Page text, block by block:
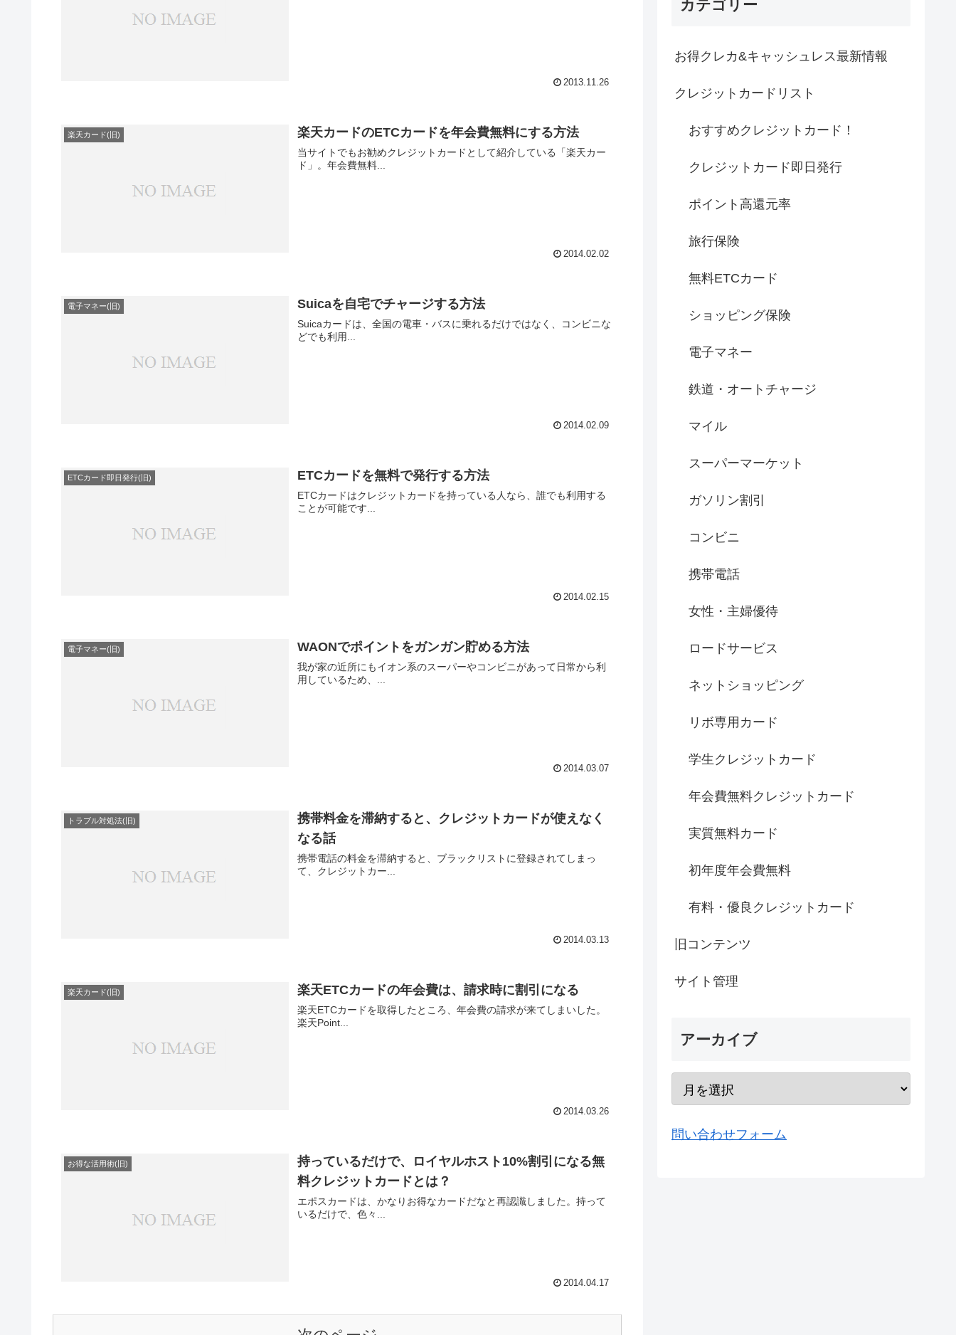
2013.11.26
楽天カード(旧) 楽天カードのETCカードを年会費無料にする方法
当サイトでもお勧めクレジットカードとして紹介している「楽天カー
ド」。年会費無料...
2014.02.02
電子マネー(旧) Suicaを自宅でチャージする方法
Suicaカードは、全国の電車・バスに乗れるだけではなく、コンビニな
どでも利用...
2014.02.09
ETCカード即日発行(旧) ETCカードを無料で発行する方法
ETCカードはクレジットカードを持っている人なら、誰でも利用する
ことが可能です...
2014.02.15
電子マネー(旧) WAONでポイントをガンガン貯める方法
我が家の近所にもイオン系のスーパーやコンビニがあって日常から利
用しているため、...
2014.03.07
トラブル対処法(旧)
携帯料金を滞納すると、クレジットカードが使えなく
なる話
携帯電話の料金を滞納すると、ブラックリストに登録されてしまっ
て、クレジットカー...
2014.03.13
楽天カード(旧) 楽天ETCカードの年会費は、請求時に割引になる
楽天ETCカードを取得したところ、年会費の請求が来てしまいした。
楽天Point...
2014.03.26
お得な活用術(旧)
持っているだけで、ロイヤルホスト10%割引になる無
料クレジットカードとは？
エポスカードは、かなりお得なカードだなと再認識しました。持って
いるだけで、色々...
2014.04.17
カテゴリー
お得クレカ&キャッシュレス最新情報
クレジットカードリスト
おすすめクレジットカード！
クレジットカード即日発行
ポイント高還元率
旅行保険
無料ETCカード
ショッピング保険
電子マネー
鉄道・オートチャージ
マイル
スーパーマーケット
ガソリン割引
コンビニ
携帯電話
女性・主婦優待
ロードサービス
ネットショッピング
リボ専用カード
学生クレジットカード
年会費無料クレジットカード
実質無料カード
初年度年会費無料
有料・優良クレジットカード
旧コンテンツ
サイト管理
アーカイブ
問い合わせフォーム